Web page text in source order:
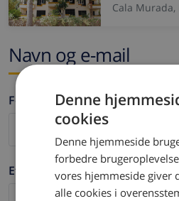
Cala
Navn og e-mail
Fornavn *
Efternavn *
Denne
cookies
Denne hjemmeside
forbedre
vores hjemmeside giver
alle cookies i